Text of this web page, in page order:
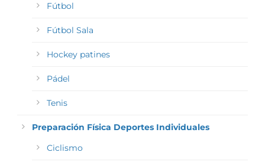
Fútbol
Fútbol Sala
Hockey patines
Pádel
Tenis
Preparación Física Deportes Individuales
Ciclismo